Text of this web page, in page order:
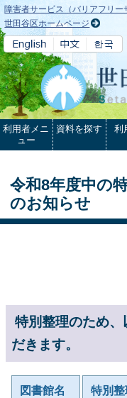
本文へ
障害者サービス（バリアフリー
世田谷区ホームページ
利用者メニ
ュー
資料を探す 利
令和8年度中の
のお知らせ
特別整理のため
だきます。
図書館名 特別整